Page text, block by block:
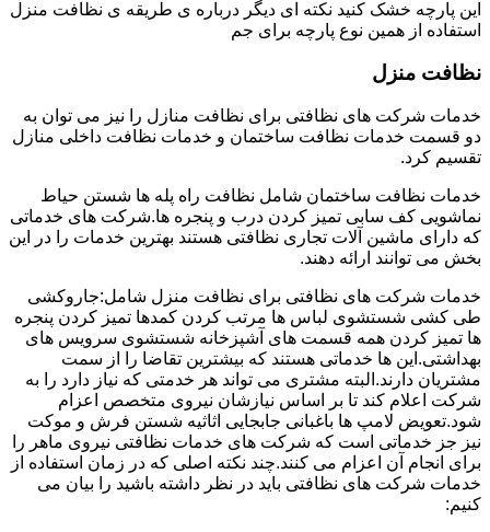
این پارچه خشک کنید نکته ای دیگر درباره ی طریقه ی نظافت منزل
استفاده از همین نوع پارچه برای جم
نظافت منزل
خدمات شرکت های نظافتی برای نظافت منازل را نیز می توان به
دو قسمت خدمات نظافت ساختمان و خدمات نظافت داخلی منازل
تقسیم کرد.
خدمات نظافت ساختمان شامل نظافت راه پله ها شستن حیاط
نماشویی کف سابی تمیز کردن درب و پنجره ها.شرکت های خدماتی
که دارای ماشین آلات تجاری نظافتی هستند بهترین خدمات را در این
بخش می توانند ارائه دهند.
خدمات شرکت های نظافتی برای نظافت منزل شامل:جاروکشی
طی کشی شستشوی لباس ها مرتب کردن کمدها تمیز کردن پنجره
ها تمیز کردن همه قسمت های آشپزخانه شستشوی سرویس های
بهداشتی.این ها خدماتی هستند که بیشترین تقاضا را از سمت
مشتریان دارند.البته مشتری می تواند هر خدمتی که نیاز دارد را به
شرکت اعلام کند تا بر اساس نیازشان نیروی متخصص اعزام
شود.تعویض لامپ ها باغبانی جابجایی اثاثیه شستن فرش و موکت
نیز جز خدماتی است که شرکت های خدمات نظافتی نیروی ماهر را
برای انجام آن اعزام می کنند.چند نکته اصلی که در زمان استفاده از
خدمات شرکت های نظافتی باید در نظر داشته باشید را بیان می
کنیم: